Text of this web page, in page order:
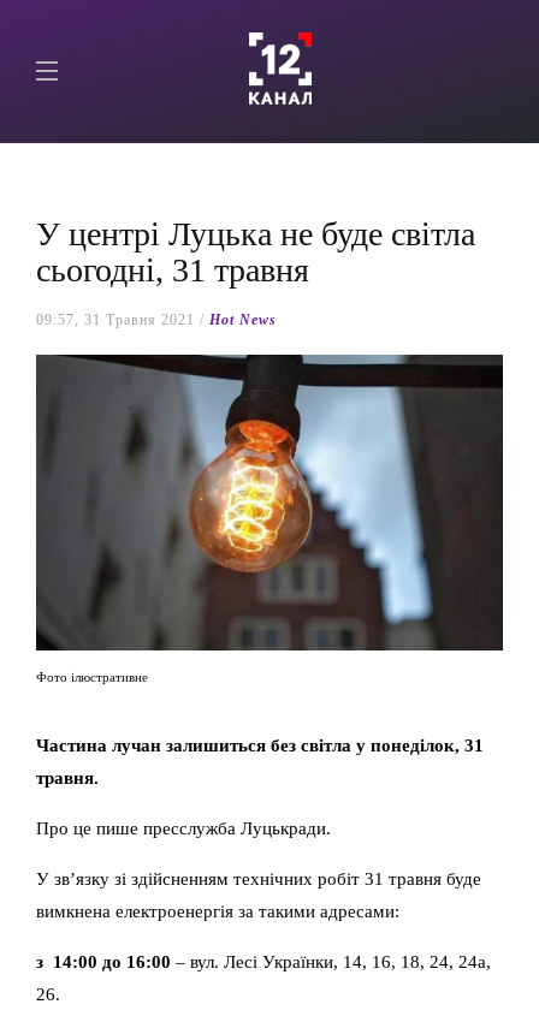
У центрі Луцька не буде світла
сьогодні, 31 травня
09:57, 31 Травня 2021 / Hot News
Фото ілюстративне
Частина лучан залишиться без світла у понеділок, 31
травня.
Про це пише пресслужба Луцькради.
У зв’язку зі здійсненням технічних робіт 31 травня буде
вимкнена електроенергія за такими адресами:
з 14:00 до 16:00 – вул. Лесі Українки, 14, 16, 18, 24, 24а,
26.